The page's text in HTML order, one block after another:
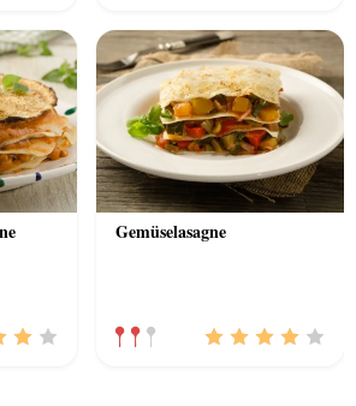
Gemüselasagne